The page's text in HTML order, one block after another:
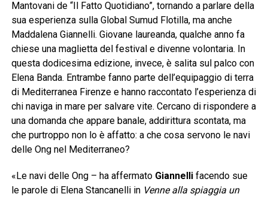
Mantovani de “Il Fatto Quotidiano”, tornando a parlare della
sua esperienza sulla Global Sumud Flotilla, ma anche
Maddalena Giannelli. Giovane laureanda, qualche anno fa
chiese una maglietta del festival e divenne volontaria. In
questa dodicesima edizione, invece, è salita sul palco con
Elena Banda. Entrambe fanno parte dell’equipaggio di terra
di Mediterranea Firenze e hanno raccontato l’esperienza di
chi naviga in mare per salvare vite. Cercano di rispondere a
una domanda che appare banale, addirittura scontata, ma
che purtroppo non lo è affatto: a che cosa servono le navi
delle Ong nel Mediterraneo?
«Le navi delle Ong – ha affermato Giannellifacendo sue
le parole di Elena Stancanelli in Venne alla spiaggia un